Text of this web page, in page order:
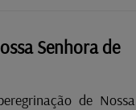
Senhora de
de Nossa